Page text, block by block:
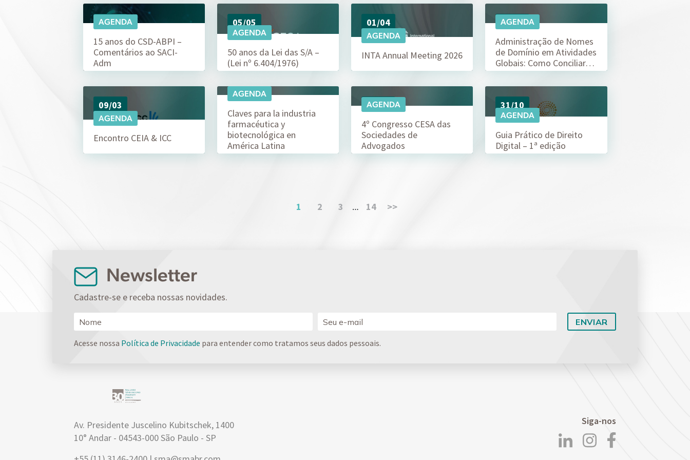
Direito Previdenciário
18/05
AGENDA
15 anos do CSD-ABPI –
Comentários ao SACI-
Adm
05/05
AGENDA
50 anos da Lei das S/A –
(Lei nº 6.404/1976)
01/04
AGENDA
INTA Annual Meeting 2026
24/03
AGENDA
Administração de Nomes
de Domínio em Atividades
Globais: Como Conciliar…
09/03
AGENDA
Encontro CEIA & ICC
13/11
AGENDA
Claves para la industria
farmacéutica y
biotecnológica en
América Latina
05/11
AGENDA
4º Congresso CESA das
Sociedades de
Advogados
31/10
AGENDA
Guia Prático de Direito
Digital – 1ª edição
1 2 3 … 14 >>
Newsletter
Cadastre-se e receba nossas novidades.
Acesse nossa Política de Privacidade para entender como tratamos seus dados pessoais.
Av. Presidente Juscelino Kubitschek, 1400
10° Andar - 04543-000 São Paulo - SP
Siga-nos